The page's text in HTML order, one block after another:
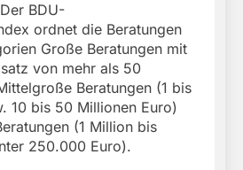
BDU-
ordnet die Beratungen
Große Beratungen mit
von mehr als 50
Beratungen (1 bis
10 bis 50 Millionen Euro)
(1 Million bis
250.000 Euro).